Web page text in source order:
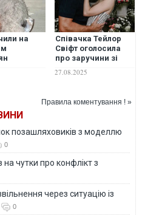
на
роман з
Співачка Тейлор
Свіфт оголосила
про заручини зі
спортсменом
Тревісом Келсі.
27.08.2025
Правила коментування ! »
позашляховиків з моделлю
0
на чутки про конфлікт з
через ситуацію із
0